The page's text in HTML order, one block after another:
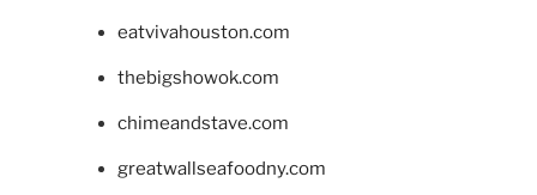
eatvivahouston.com
thebigshowok.com
chimeandstave.com
greatwallseafoodny.com